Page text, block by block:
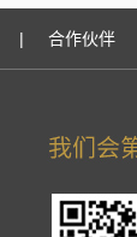
| 合作伙伴